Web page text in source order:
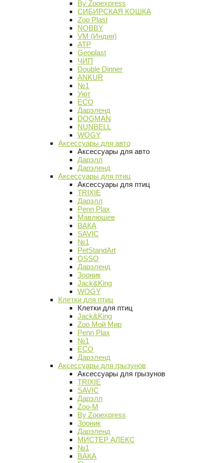
By Zooexpress
СИБИРСКАЯ КОШКА
Zoo Plast
NOBBY
VM (Индия)
АТР
Geoplast
ЧИП
Double Dinner
ANKUR
№1
Уют
ECO
Дарэленд
DOGMAN
NUNBELL
WOGY
Аксессуары для авто
Аксессуары для авто
Дарэлл
Дарэленд
Аксессуары для птиц
Аксессуары для птиц
TRIXIE
Дарэлл
Penn Plax
Мавлюшев
ВАКА
SAVIC
№1
PetStandArt
OSSO
Дарэленд
Зооник
Jack&King
WOGY
Клетки для птиц
Клетки для птиц
Jack&King
Zoo Мой Мир
Penn Plax
№1
ECO
Дарэленд
Аксессуары для грызунов
Аксессуары для грызунов
TRIXIE
SAVIC
Дарэлл
Zoo-M
By Zooexpress
Зооник
Дарэленд
МИСТЕР АЛЕКС
№1
ВАКА